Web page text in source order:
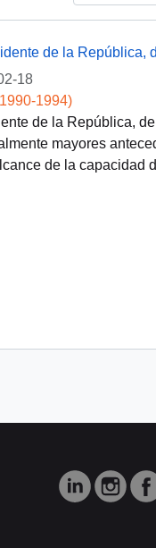
18
1994)
de la República,
mayores
de la capacidad